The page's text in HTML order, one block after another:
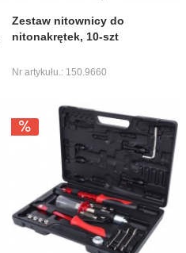
Zestaw nitownicy do
nitonakrętek, 10-szt
Nr artykułu.: 150.9660